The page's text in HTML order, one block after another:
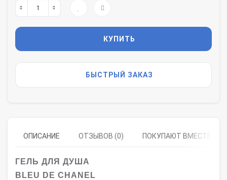
КУПИТЬ
БЫСТРЫЙ ЗАКАЗ
ОПИСАНИЕ ОТЗЫВОВ (0) ПОКУПАЮТ ВМЕСТЕ
ГЕЛЬ ДЛЯ ДУША
BLEU DE CHANEL